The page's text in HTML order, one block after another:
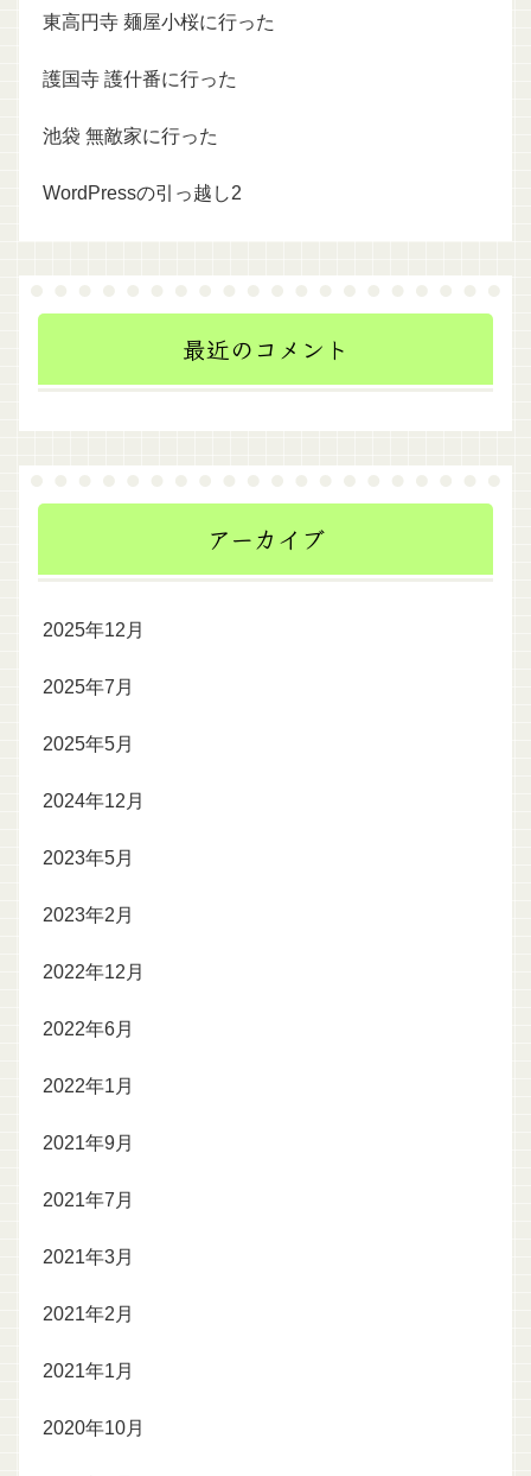
東高円寺 麺屋小桜に行った
護国寺 護什番に行った
池袋 無敵家に行った
WordPressの引っ越し2
最近のコメント
アーカイブ
2025年12月
2025年7月
2025年5月
2024年12月
2023年5月
2023年2月
2022年12月
2022年6月
2022年1月
2021年9月
2021年7月
2021年3月
2021年2月
2021年1月
2020年10月